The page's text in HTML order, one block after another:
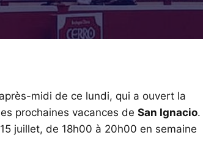
midi de ce lundi, qui a ouvert la
prochaines vacances de San Ignacio.
juillet, de 18h00 à 20h00 en semaine